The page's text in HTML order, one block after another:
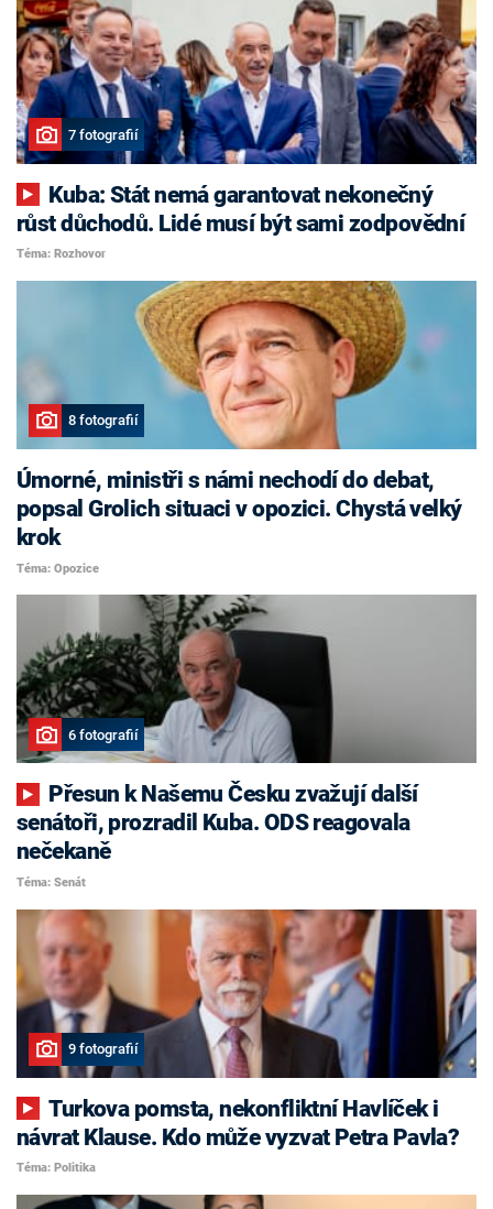
7 fotografií
růst důchodů. Lidé musí být sami zodpovědní
Téma: Rozhovor
8 fotografií
Úmorné, ministři s námi nechodí do debat,
popsal Grolich situaci v opozici. Chystá velký
krok
Téma: Opozice
6 fotografií
senátoři, prozradil Kuba. ODS reagovala
nečekaně
Téma: Senát
9 fotografií
Turkova pomsta, nekonfliktní Havlíček i
návrat Klause. Kdo může vyzvat Petra Pavla?
Téma: Politika